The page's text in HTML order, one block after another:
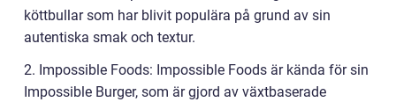
köttbullar som har blivit populära på grund av sin
autentiska smak och textur.
2. Impossible Foods: Impossible Foods är kända för sin
Impossible Burger, som är gjord av växtbaserade